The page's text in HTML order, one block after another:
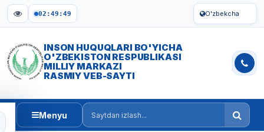
02:49:49 O'zbekcha
INSON HUQUQLARI BO'YICHA
O'ZBEKISTON RESPUBLIKASI
MILLIY MARKAZI
RASMIY VEB-SAYTI
Menyu
Saytdan izlash